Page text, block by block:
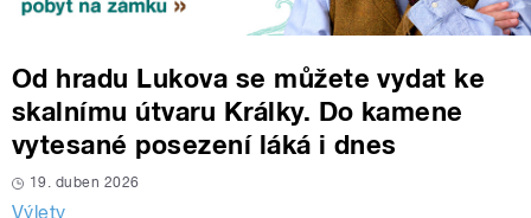
Od hradu Lukova se můžete vydat ke
skalnímu útvaru Králky. Do kamene
vytesané posezení láká i dnes
19. duben 2026
Výlety